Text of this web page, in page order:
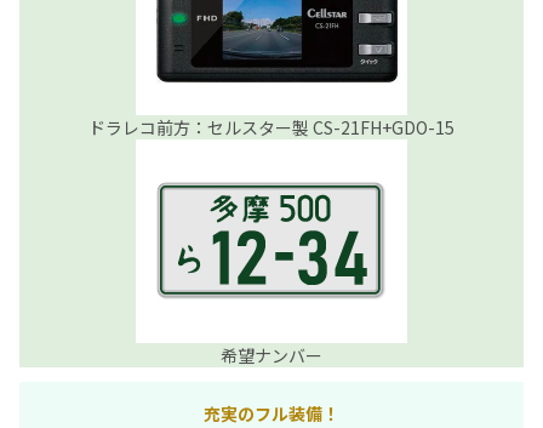
ドラレコ前方：セルスター製 CS-21FH+GDO-15
希望ナンバー
充実のフル装備！